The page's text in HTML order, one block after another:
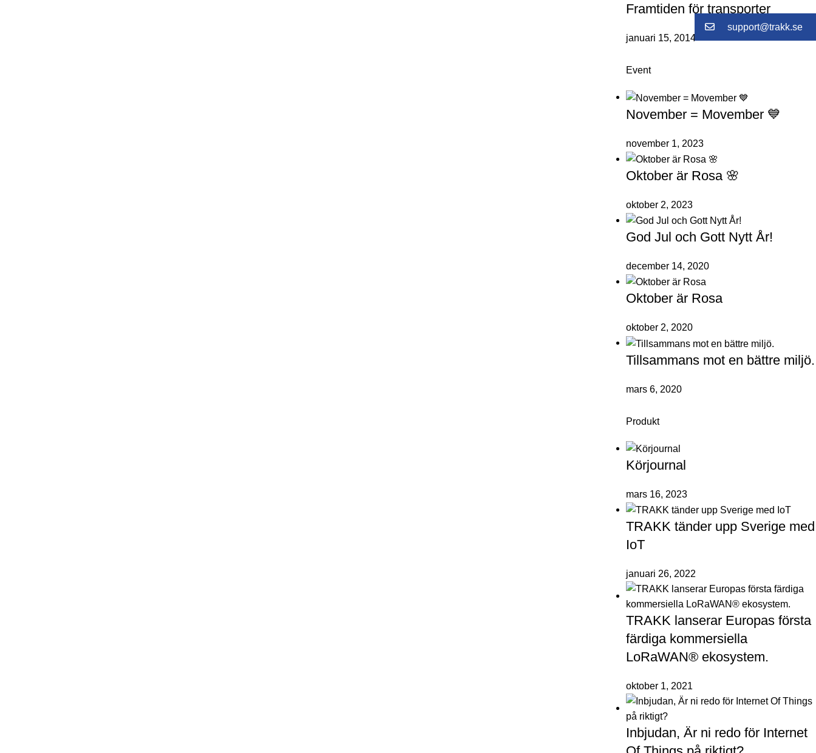
Framtiden för transporter
januari 15, 2014
Event
November = Movember 💙
november 1, 2023
Oktober är Rosa 🌸
oktober 2, 2023
God Jul och Gott Nytt År!
december 14, 2020
Oktober är Rosa
oktober 2, 2020
Tillsammans mot en bättre miljö.
mars 6, 2020
Produkt
Körjournal
mars 16, 2023
TRAKK tänder upp Sverige med
IoT
januari 26, 2022
TRAKK lanserar Europas första
färdiga kommersiella
LoRaWAN® ekosystem.
oktober 1, 2021
Inbjudan, Är ni redo för Internet
support@trakk.se